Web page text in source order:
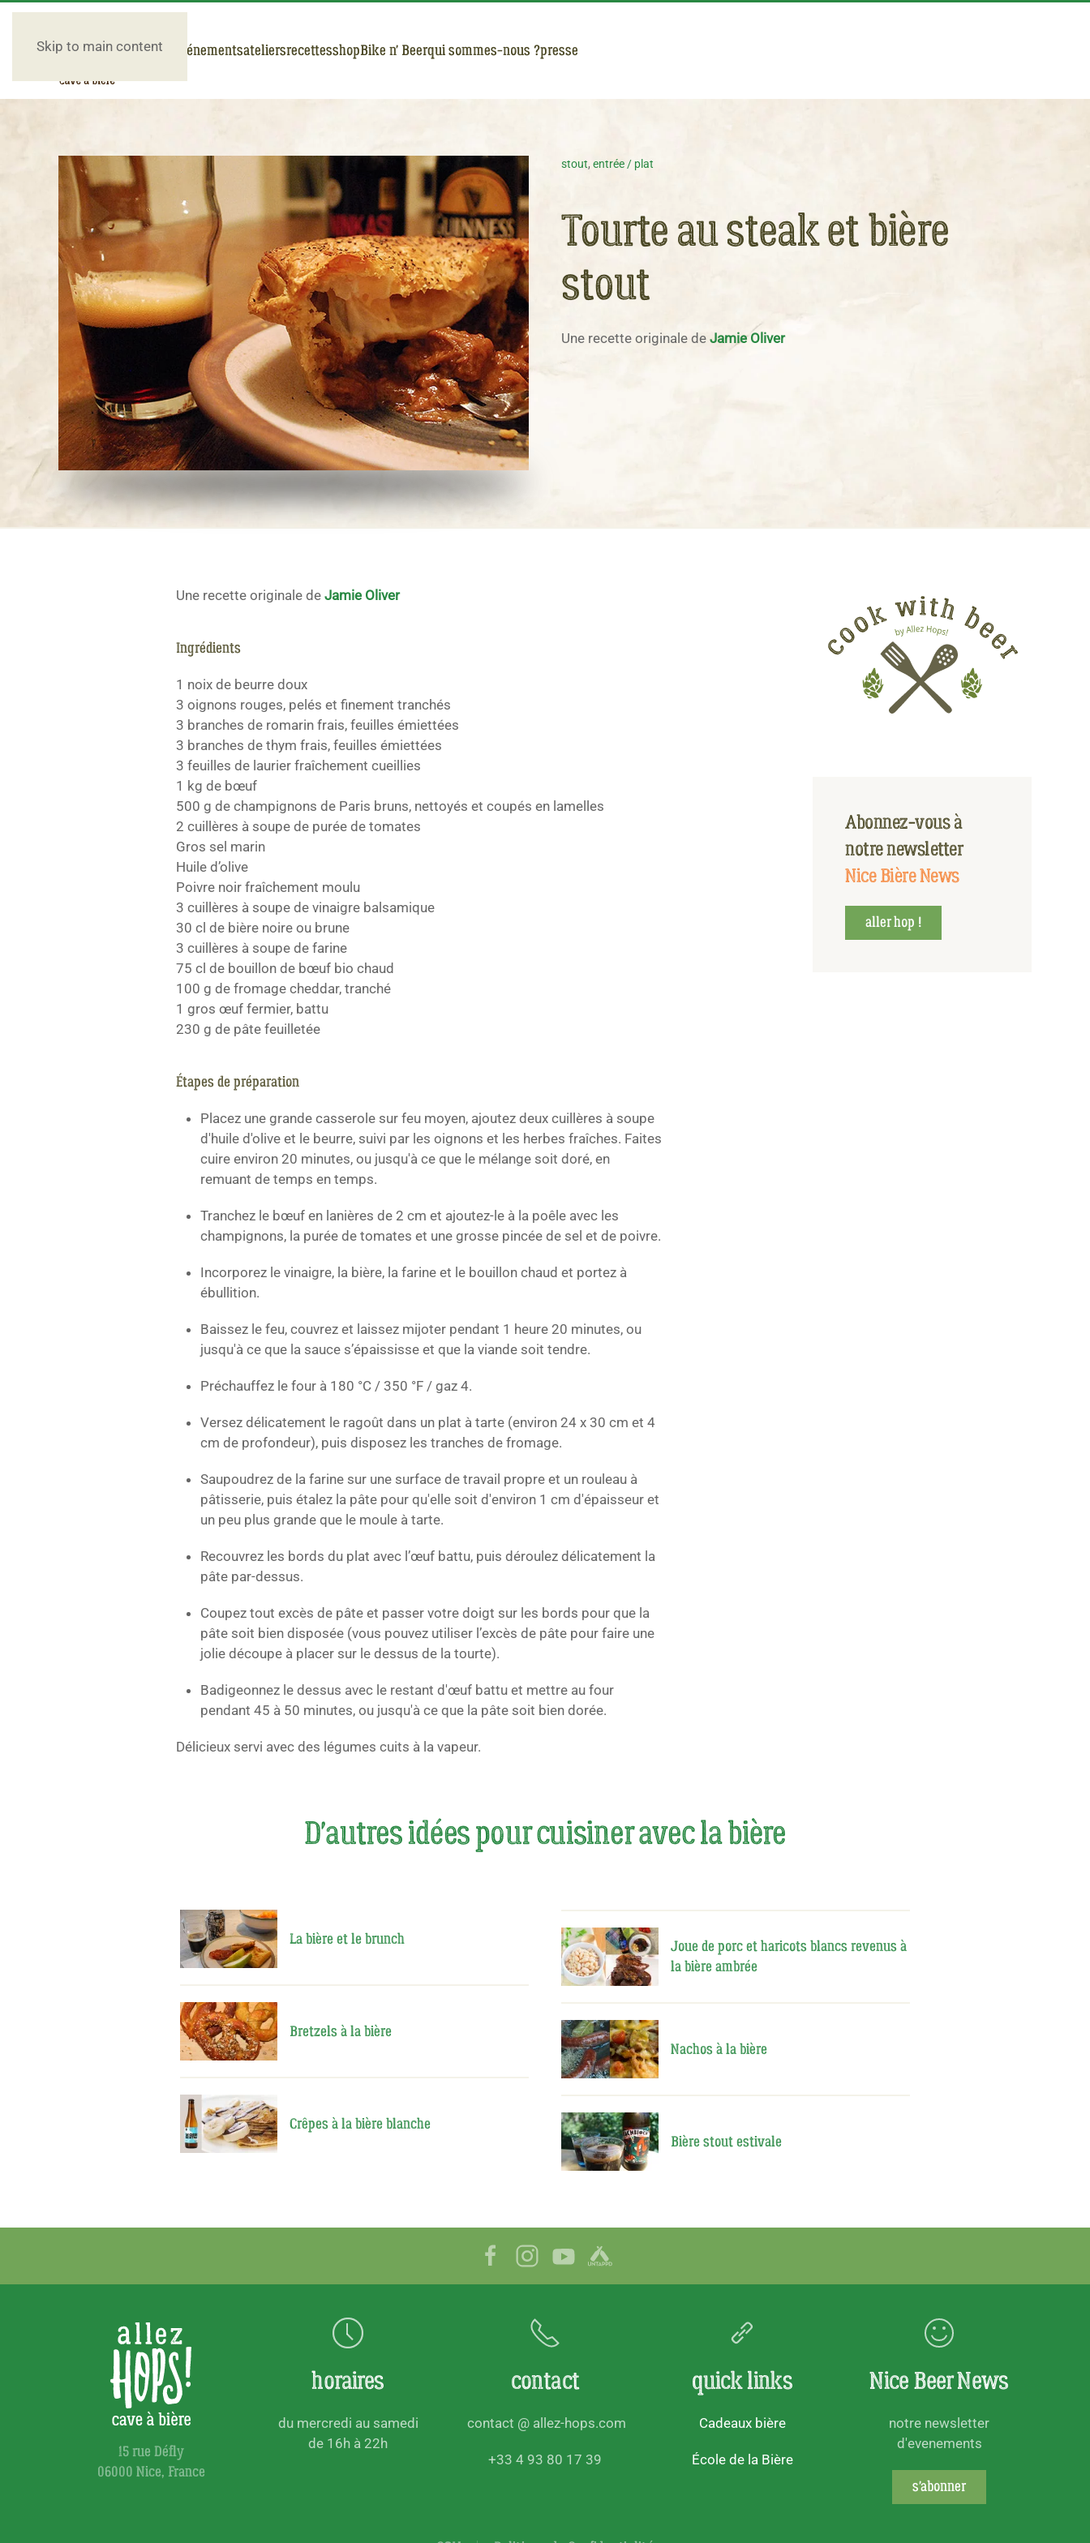
Skip to main content
nos bières événementsateliersrecettesshopBike n' Beerqui sommes-nous ?presse
stout,entrée / plat
Tourte au steak et bière
stout
Une recette originale de Jamie Oliver
Une recette originale de Jamie Oliver
Ingrédients
1 noix de beurre doux
3 oignons rouges, pelés et finement tranchés
3 branches de romarin frais, feuilles émiettées
3 branches de thym frais, feuilles émiettées
3 feuilles de laurier fraîchement cueillies
1 kg de bœuf
500 g de champignons de Paris bruns, nettoyés et coupés en lamelles
2 cuillères à soupe de purée de tomates
Gros sel marin
Huile d’olive
Poivre noir fraîchement moulu
3 cuillères à soupe de vinaigre balsamique
30 cl de bière noire ou brune
3 cuillères à soupe de farine
75 cl de bouillon de bœuf bio chaud
100 g de fromage cheddar, tranché
1 gros œuf fermier, battu
230 g de pâte feuilletée
Étapes de préparation
Placez une grande casserole sur feu moyen, ajoutez deux cuillères à soupe
d'huile d'olive et le beurre, suivi par les oignons et les herbes fraîches. Faites
cuire environ 20 minutes, ou jusqu'à ce que le mélange soit doré, en
remuant de temps en temps.
Tranchez le bœuf en lanières de 2 cm et ajoutez-le à la poêle avec les
champignons, la purée de tomates et une grosse pincée de sel et de poivre.
Incorporez le vinaigre, la bière, la farine et le bouillon chaud et portez à
ébullition.
Baissez le feu, couvrez et laissez mijoter pendant 1 heure 20 minutes, ou
jusqu'à ce que la sauce s’épaississe et que la viande soit tendre.
Préchauffez le four à 180 °C / 350 °F / gaz 4.
Versez délicatement le ragoût dans un plat à tarte (environ 24 x 30 cm et 4
cm de profondeur), puis disposez les tranches de fromage.
Saupoudrez de la farine sur une surface de travail propre et un rouleau à
pâtisserie, puis étalez la pâte pour qu'elle soit d'environ 1 cm d'épaisseur et
un peu plus grande que le moule à tarte.
Recouvrez les bords du plat avec l’œuf battu, puis déroulez délicatement la
pâte par-dessus.
Coupez tout excès de pâte et passer votre doigt sur les bords pour que la
pâte soit bien disposée (vous pouvez utiliser l’excès de pâte pour faire une
jolie découpe à placer sur le dessus de la tourte).
Badigeonnez le dessus avec le restant d'œuf battu et mettre au four
pendant 45 à 50 minutes, ou jusqu'à ce que la pâte soit bien dorée.
Délicieux servi avec des légumes cuits à la vapeur.
Abonnez-vous à
notre newsletter
Nice Bière News
aller hop !
D'autres idées pour cuisiner avec la bière
La bière et le brunch
Bretzels à la bière
Crêpes à la bière blanche
Joue de porc et haricots blancs revenus à
la bière ambrée
Nachos à la bière
Bière stout estivale
15 rue Défly
06000 Nice, France
horaires
du mercredi au samedi
de 16h à 22h
contact
contact @ allez-hops.com
+33 4 93 80 17 39
quick links
Cadeaux bière
École de la Bière
Nice Beer News
notre newsletter
d'evenements
s'abonner